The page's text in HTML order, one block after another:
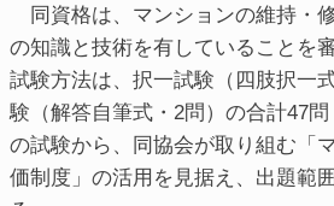
同資格は、マンションの維持・
の知識と技術を有していることを
試験方法は、択一試験（四肢択一
験（解答自筆式・2問）の合計47
の試験から、同協会が取り組む「
価制度」の活用を見据え、出題範